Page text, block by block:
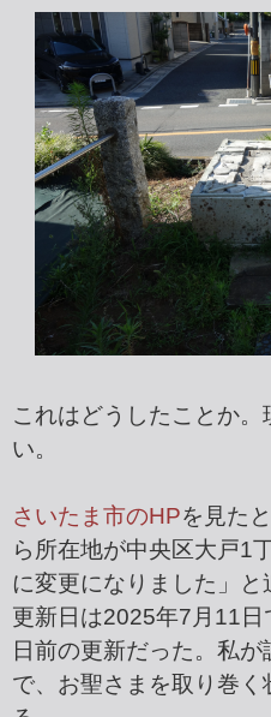
これはどうしたことか
い。
さいたま市のHPを見た
ら所在地が中央区大戸1
に変更になりました」と
更新日は2025年7月11
日前の更新だった。私
で、お聖さまを取り巻